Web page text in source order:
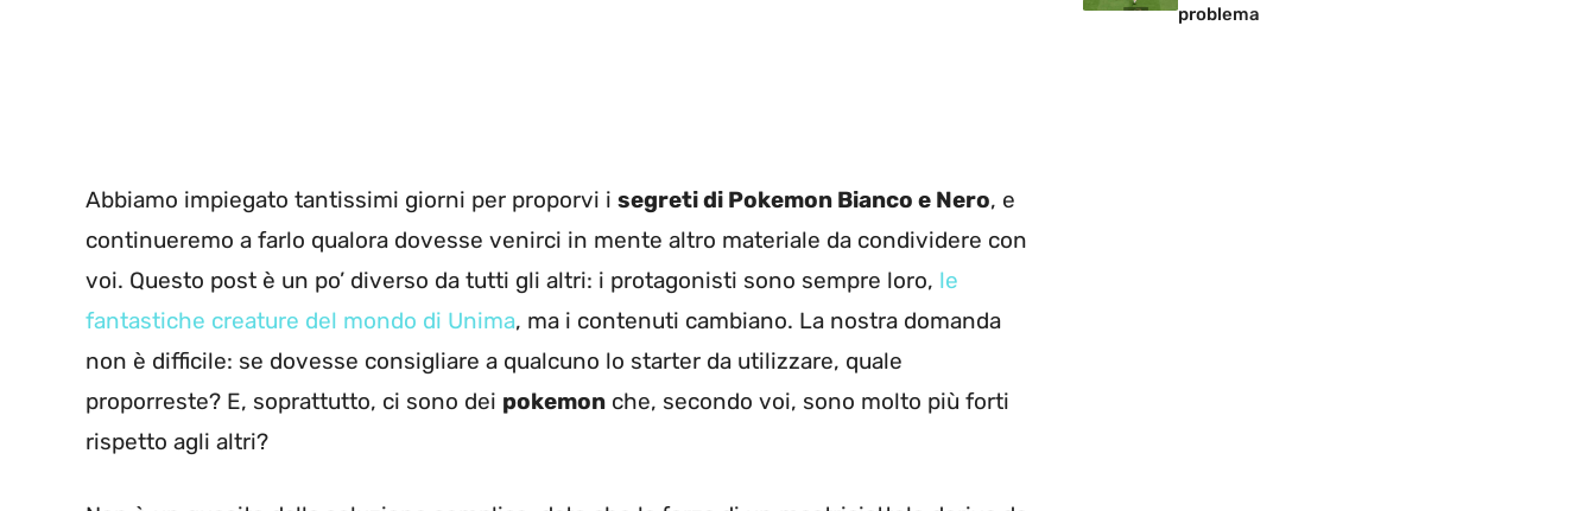
Abbiamo impiegato tantissimi giorni per proporvi i segreti di Pokemon Bianco e Nero, e
continueremo a farlo qualora dovesse venirci in mente altro materiale da condividere con
voi. Questo post è un po’ diverso da tutti gli altri: i protagonisti sono sempre loro, le
fantastiche creature del mondo di Unima, ma i contenuti cambiano. La nostra domanda
non è difficile: se dovesse consigliare a qualcuno lo starter da utilizzare, quale
proporreste? E, soprattutto, ci sono dei pokemon che, secondo voi, sono molto più forti
rispetto agli altri?
problema